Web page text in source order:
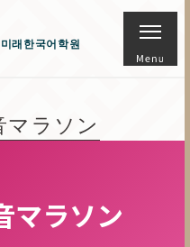
미래한국어학원
マラソン
マラソン